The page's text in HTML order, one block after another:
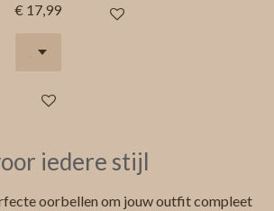
€ 17,99
In winkelwagen
Houd mij op de hoogte
iedere stijl
oorbellen om jouw outfit compleet